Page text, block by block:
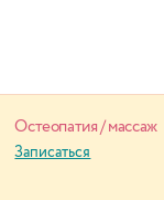
Остеопатия / массаж
Записаться